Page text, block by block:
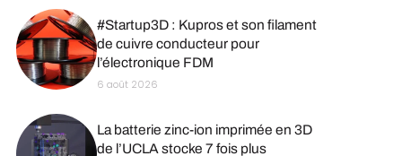
#Startup3D : Kupros et son filament
de cuivre conducteur pour
l’électronique FDM
6 août 2026
La batterie zinc-ion imprimée en 3D
de l’UCLA stocke 7 fois plus